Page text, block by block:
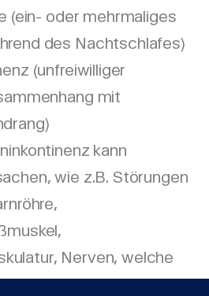
(ein- oder mehrmaliges
des Nachtschlafes)
(unfreiwilliger
mit
kann
wie z.B. Störungen
Nerven, welche
oder eine